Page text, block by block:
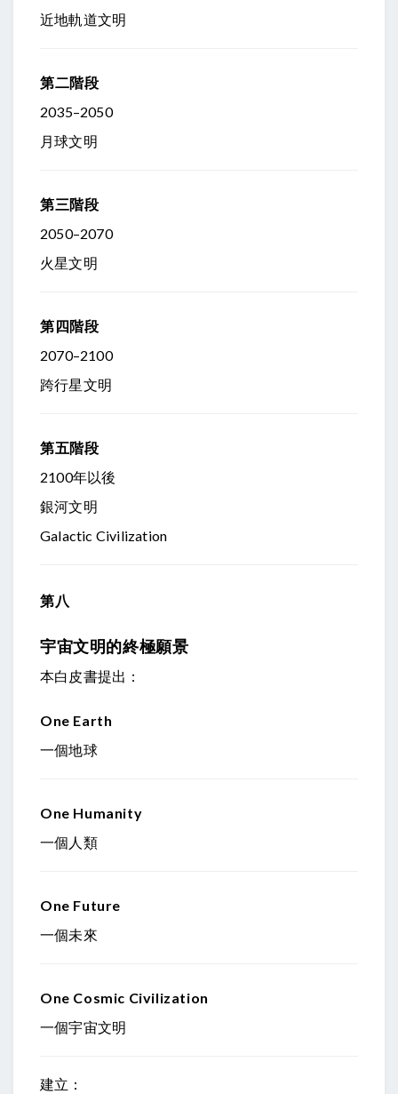
近地軌道文明
第二階段
2035–2050
月球文明
第三階段
2050–2070
火星文明
第四階段
2070–2100
跨行星文明
第五階段
2100年以後
銀河文明
Galactic Civilization
第八
宇宙文明的終極願景
本白皮書提出：
One Earth
一個地球
One Humanity
一個人類
One Future
一個未來
One Cosmic Civilization
一個宇宙文明
建立：